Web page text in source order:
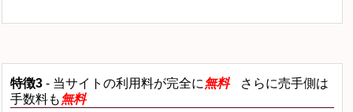
特徴3 - 当サイトの利用料が完全に無料
さらに売手側は
手数料も無料